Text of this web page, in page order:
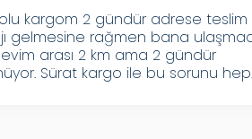
kargom 2 gündür adrese teslim
gelmesine rağmen bana
evim arası 2 km ama 2 gündür
Sürat kargo ile bu sorunu